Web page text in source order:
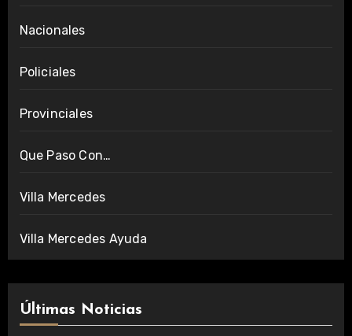
Nacionales
Policiales
Provinciales
Que Paso Con…
Villa Mercedes
Villa Mercedes Ayuda
Últimas Noticias